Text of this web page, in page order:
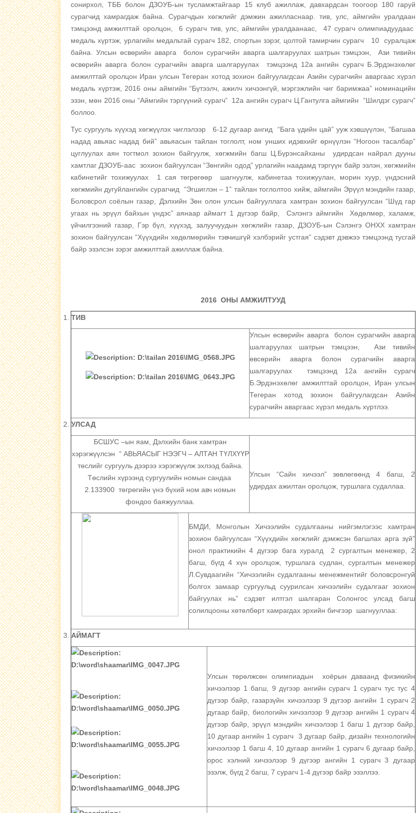
сонирхол, ТББ болон ДЗОУБ-ын тусламжтайгаар 15 клуб ажиллаж, давхардсан тоогоор 180 гаруй
сурагчид хамрагдаж байна. Сурагчдын хөгжлийг дэмжин ажилласнаар. тив, улс, аймгийн уралдаан
тэмцээнд амжилттай оролцон, 6 сурагч тив, улс, аймгийн уралдаанаас, 47 сурагч олимпиадуудаас
медаль хүртэж, урлагийн медальтай сурагч 182, спортын зэрэг, цолтой тамирчин сурагч 10 суралцаж
байна. Улсын өсвөрийн аварга болон сурагчийн аварга шалгаруулах шатрын тэмцээн, Ази тивийн
өсвөрийн аварга болон сурагчийн аварга шалгаруулах тэмцээнд 12а ангийн сурагч Б.Эрдэнэхөлөг
амжилттай оролцон Иран улсын Тегеран хотод зохион байгуулагдсан Азийн сурагчийн аваргаас хүрэл
медаль хүртэж, 2016 оны аймгийн “Бүтээлч, ажилч хичээнгүй, мэргэжлийн чиг баримжаа” номинацийн
эзэн, мөн 2016 оны “Аймгийн тэргүүний сурагч” 12а ангийн сурагч Ц.Гантулга аймгийн “Шилдэг сурагч”
боллоо.
Тус сургууль хүүхэд хөгжүүлэх чиглэлээр 6-12 дугаар ангид “Бага үдийн цай” ууж хэвшүүлэн, “Багшаа
надад авьяас надад бий” авьяасын тайлан тоглолт, ном унших идэвхийг өрнүүлэн “Ногоон тасалбар”
цуглуулах аян тогтмол зохион байгуулж, хөгжмийн багш Ц.Бүрэнсайханы удирдсан найрал дууны
хамтлаг ДЗОУБ-аас зохион байгуулсан “Зөнгийн одод” урлагийн наадамд тэргүүн байр эзлэн, хөгжмийн
кабинетийг тохижуулах 1 сая төгрөгөөр шагнуулж, кабинетаа тохижуулан, морин хуур, үндэсний
хөгжмийн дугуйлангийн сурагчид “Эгшиглэн – 1” тайлан тоглолтоо хийж, аймгийн Эрүүл мэндийн газар,
Боловсрол соёлын газар, Дэлхийн Зөн олон улсын байгууллага хамтран зохион байгуулсан “Шүд гар
угаах нь эрүүл байхын үндэс” аянаар аймагт 1 дүгээр байр, Сэлэнгэ аймгийн Хөдөлмөр, халамж,
үйчилгээний газар, Гэр бүл, хүүхэд, залуучуудын хөгжлийн газар, ДЗОУБ-ын Сэлэнгэ ОНХХ хамтран
зохион байгуулсан “Хүүхдийн хөдөлмөрийн тэвчишгүй хэлбэрийг устгая” сэдэвт дэвжээ тэмцээнд тусгай
байр эзэлсэн зэрэг амжилттай ажиллаж байна.
2016 ОНЫ АМЖИЛТУУД
ТИВ
Улсын өсвөрийн аварга болон сурагчийн аварга
шалгаруулах шатрын тэмцээн, Ази тивийн
өвсөрийн аварга болон сурагчийн аварга
шалгаруулах тэмцээнд 12а ангийн сурагч
Б.Эрдэнэхөлөг амжилттай оролцон, Иран улсын
Тегеран хотод зохион байгуулагдсан Азийн
сурагчийн аваргаас хүрэл медаль хүртлээ.
УЛСАД
БСШУС –ын яам, Дэлхийн банк хамтран
хэрэгжүүлсэн “ АВЬЯАСЫГ НЭЭГЧ – АЛТАН ТҮЛХҮҮР
төслийг сургууль дээрээ хэрэгжүүлж эхлээд байна.
Төслийн хүрээнд сургуулийн номын сандаа
2.133900 төгрөгийн үнэ бүхий ном авч номын
фондоо баяжууллаа.
Улсын “Сайн хичээл” зөвлөгөөнд 4 багш, 2
удирдах ажилтан оролцож, туршлага судаллаа.
БМДИ, Монголын Хичээлийн судалгааны нийгэмлэгээс хамтран
зохион байгуулсан “Хүүхдийн хөгжлийг дэмжсэн багшлах арга зүй”
онол практикийн 4 дүгээр бага хуралд 2 сургалтын менежер, 2
багш, бүгд 4 хүн оролцож, туршлага судлан, сургалтын менежер
Л.Сувдаагийн “Хичээлийн судалгааны менежментийг боловсронгуй
болгох замаар сургуульд суурилсан хичээлийн судалгааг зохион
байгуулах нь” сэдэвт илтгэл шалгаран Солонгос улсад багш
солилцооны хөтөлбөрт хамрагдах эрхийн бичгээр шагнууллаа:
АЙМАГТ
Улсын төрөлжсөн олимпиадын хоёрын даваанд физикийн
хичээлээр 1 багш, 9 дүгээр ангийн сурагч 1 сурагч тус тус 4
дүгээр байр, газарзүйн хичээлээр 9 дүгээр ангийн 1 сурагч 2
дугаар байр, биологийн хичээлээр 9 дүгээр ангийн 1 сурагч 4
дүгээр байр, эрүүл мэндийн хичээлээр 1 багш 1 дүгээр байр,
10 дугаар ангийн 1 сурагч 3 дугаар байр, дизайн технологийн
хичээлээр 1 багш 4, 10 дугаар ангийн 1 сурагч 6 дугаар байр,
орос хэлний хичээлээр 9 дүгээр ангийн 1 сурагч 3 дугаар
эзэлж, бүгд 2 багш, 7 сурагч 1-4 дүгээр байр эзэллээ.